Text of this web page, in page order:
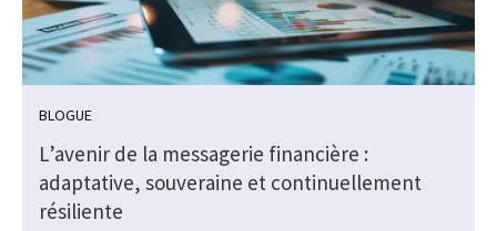
BLOGUE
L’avenir de la messagerie financière :
adaptative, souveraine et continuellement
résiliente